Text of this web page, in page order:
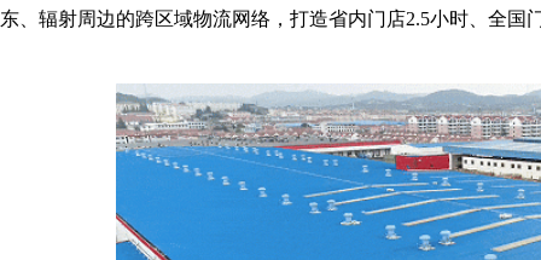
东、辐射周边的跨区域物流网络，打造省内门店2.5小时、全国